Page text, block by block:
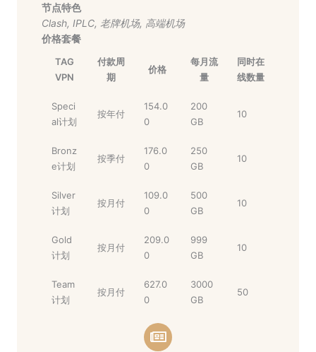
节点特色
Clash, IPLC, 老牌机场, 高端机场
价格套餐
TAG
VPN
付款周
期
价格
每月流
量
同时在
线数量
Speci
al计划
按年付
154.0
0
200
GB
10
Bronz
e计划
按季付
176.0
0
250
GB
10
Silver
计划
按月付
109.0
0
500
GB
10
Gold
计划
按月付
209.0
0
999
GB
10
Team
计划
按月付
627.0
0
3000
GB
50